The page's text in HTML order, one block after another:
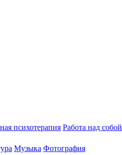
психотерапия Работа над собой
Музыка Фотография